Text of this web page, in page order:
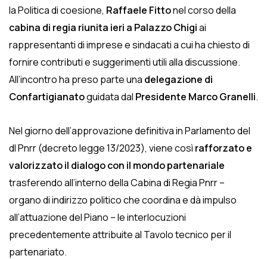
la Politica di coesione, Raffaele Fittonel corso della
cabina di regia riunita ieri a Palazzo Chigiai
rappresentanti di imprese e sindacati a cui ha chiesto di
fornire contributi e suggerimenti utili alla discussione.
All’incontro ha preso parte una delegazione di
Confartigianatoguidata dal Presidente Marco Granelli.
Nel giorno dell’approvazione definitiva in Parlamento del
dl Pnrr (decreto legge 13/2023), viene così rafforzato e
valorizzato il dialogo con il mondo partenariale
trasferendo all’interno della Cabina di Regia Pnrr –
organo di indirizzo politico che coordina e dà impulso
all’attuazione del Piano – le interlocuzioni
precedentemente attribuite al Tavolo tecnico per il
partenariato.